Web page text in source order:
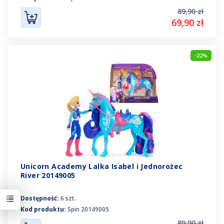
89,90 zł
69,90 zł
-22%
Unicorn Academy Lalka Isabel i Jednorożec
River 20149005
Dostępność: 6 szt.
Kod produktu: Spin 20149005